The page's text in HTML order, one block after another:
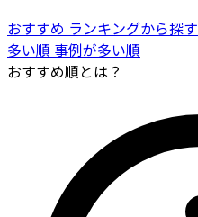
おすすめ ランキングから探す
多い順 事例が多い順
おすすめ順とは？